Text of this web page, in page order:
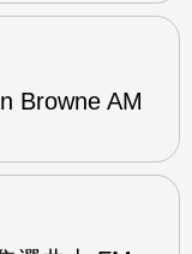
Browne AM